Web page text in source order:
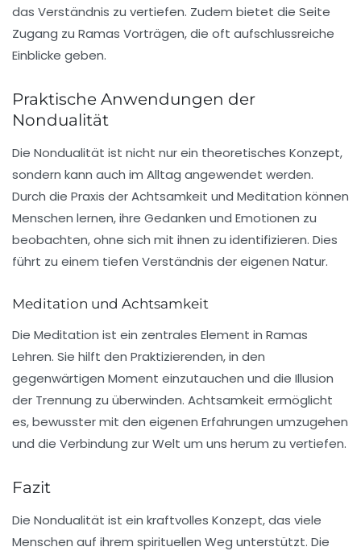
das Verständnis zu vertiefen. Zudem bietet die Seite
Zugang zu Ramas Vorträgen, die oft aufschlussreiche
Einblicke geben.
Praktische Anwendungen der
Nondualität
Die Nondualität ist nicht nur ein theoretisches Konzept,
sondern kann auch im Alltag angewendet werden.
Durch die Praxis der Achtsamkeit und Meditation können
Menschen lernen, ihre Gedanken und Emotionen zu
beobachten, ohne sich mit ihnen zu identifizieren. Dies
führt zu einem tiefen Verständnis der eigenen Natur.
Meditation und Achtsamkeit
Die Meditation ist ein zentrales Element in Ramas
Lehren. Sie hilft den Praktizierenden, in den
gegenwärtigen Moment einzutauchen und die Illusion
der Trennung zu überwinden. Achtsamkeit ermöglicht
es, bewusster mit den eigenen Erfahrungen umzugehen
und die Verbindung zur Welt um uns herum zu vertiefen.
Fazit
Die Nondualität ist ein kraftvolles Konzept, das viele
Menschen auf ihrem spirituellen Weg unterstützt. Die